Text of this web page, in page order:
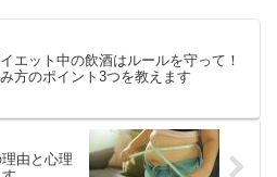
エット中の飲酒はルールを守って！
方のポイント3つを教えます
由と心理